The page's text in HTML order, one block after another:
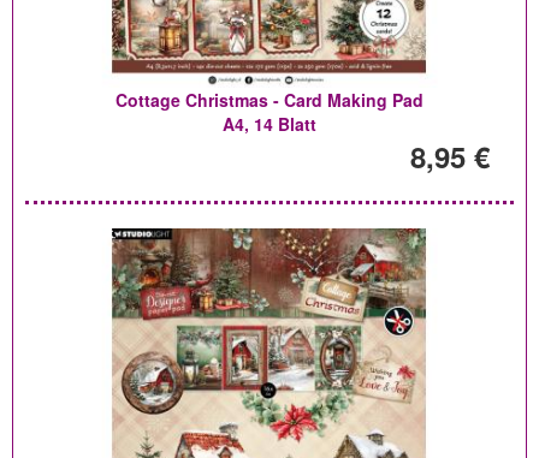
Cottage Christmas - Card Making Pad
A4, 14 Blatt
8,95 €